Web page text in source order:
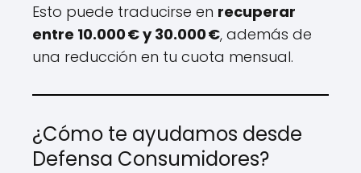
Esto puede traducirse en recuperar
entre 10.000 € y 30.000 €, además de
una reducción en tu cuota mensual.
¿Cómo te ayudamos desde
Defensa Consumidores?